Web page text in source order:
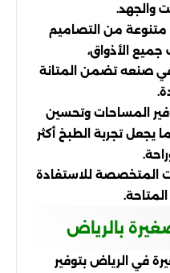
والجهد.
من التصاميم
جميع الأذواق،
صنعه تضمن المتانة
المساحات وتحسين
يجعل تجربة الطبخ أكثر
المتخصصة للاستفادة
بالرياض
في الرياض بتوفير